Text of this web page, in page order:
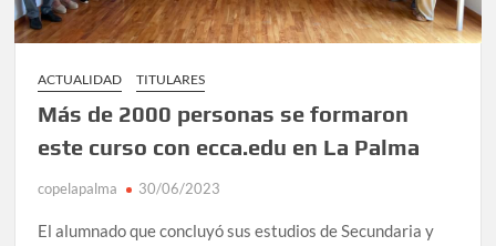
ACTUALIDAD TITULARES
Más de 2000 personas se formaron
este curso con ecca.edu en La Palma
copelapalma 30/06/2023
El alumnado que concluyó sus estudios de Secundaria y